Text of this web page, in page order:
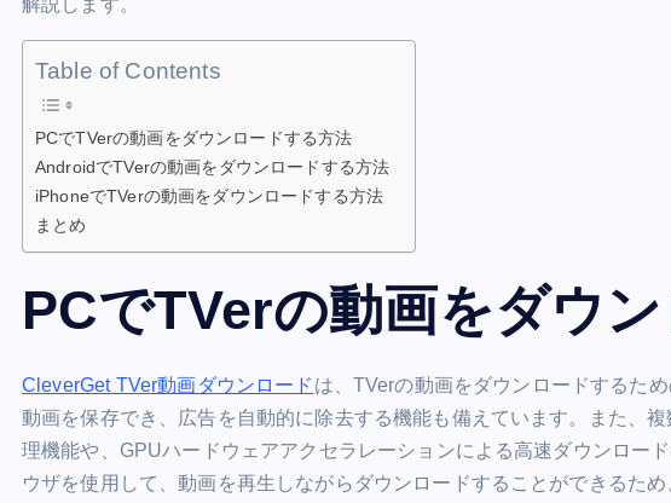
o
o
k
n
p
n
解説します。
Table of Contents
PCでTVerの動画をダウンロードする方法
AndroidでTVerの動画をダウンロードする方法
iPhoneでTVerの動画をダウンロードする方法
まとめ
PCでTVerの動画をダウ
CleverGet TVer動画ダウンロード は、TVerの動画をダウンロードするた
動画を保存でき、広告を自動的に除去する機能も備えています。また、
理機能や、GPUハードウェアアクセラレーションによる高速ダウンロー
ウザを使用して、動画を再生しながらダウンロードすることができるため